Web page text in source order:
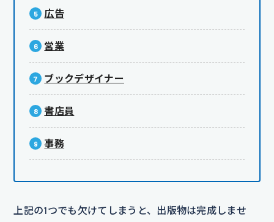
広告
営業
ブックデザイナー
書店員
事務
上記の1つでも欠けてしまうと、出版物は完成しませ